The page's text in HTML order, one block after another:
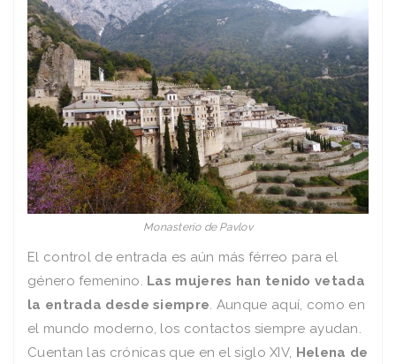
Monasterio de Pavlov
El control de entrada es aún más férreo para el
género femenino. Las mujeres han tenido vetada
la entrada desde siempre. Aunque aquí, como en
el mundo moderno, los contactos siempre ayudan.
Cuentan las crónicas que en el siglo XIV, Helena de